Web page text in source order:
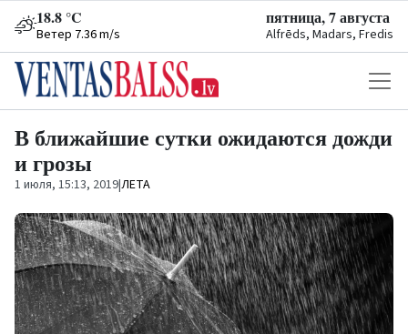
18.8 °C
Ветер 7.36 m/s
пятница, 7 августа
Alfrēds, Madars, Fredis
В ближайшие сутки ожидаются дожди
и грозы
1 июля, 15:13, 2019|ЛЕТА